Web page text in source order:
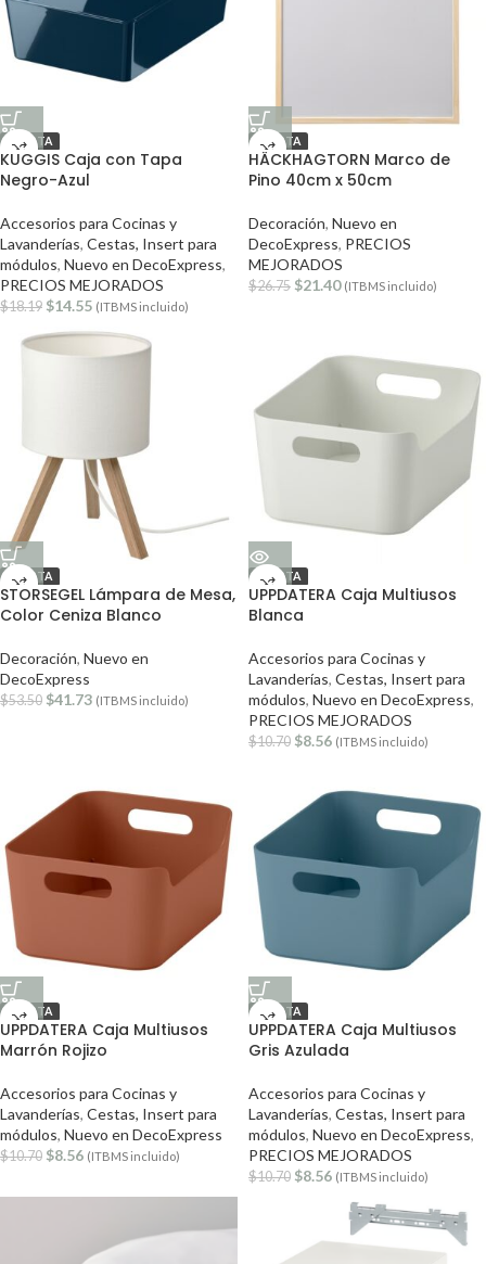
OFERTA
KUGGIS Caja con Tapa
Negro-Azul
Accesorios para Cocinas y
Lavanderías, Cestas, Insert para
módulos, Nuevo en DecoExpress,
PRECIOS MEJORADOS
$18.19 $14.55 (ITBMS incluido)
OFERTA
HÄCKHAGTORN Marco de
Pino 40cm x 50cm
Decoración, Nuevo en
DecoExpress, PRECIOS
MEJORADOS
$26.75 $21.40 (ITBMS incluido)
OFERTA
STORSEGEL Lámpara de Mesa,
Color Ceniza Blanco
Decoración, Nuevo en
DecoExpress
$53.50 $41.73 (ITBMS incluido)
OFERTA
UPPDATERA Caja Multiusos
Blanca
Accesorios para Cocinas y
Lavanderías, Cestas, Insert para
módulos, Nuevo en DecoExpress,
PRECIOS MEJORADOS
$10.70 $8.56 (ITBMS incluido)
OFERTA
UPPDATERA Caja Multiusos
Marrón Rojizo
Accesorios para Cocinas y
Lavanderías, Cestas, Insert para
módulos, Nuevo en DecoExpress
$10.70 $8.56 (ITBMS incluido)
OFERTA
UPPDATERA Caja Multiusos
Gris Azulada
Accesorios para Cocinas y
Lavanderías, Cestas, Insert para
módulos, Nuevo en DecoExpress,
PRECIOS MEJORADOS
$10.70 $8.56 (ITBMS incluido)